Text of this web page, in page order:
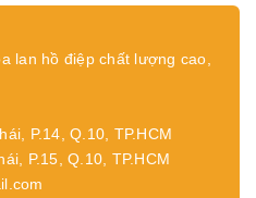
lan hồ điệp chất lượng cao,
P.14, Q.10, TP.HCM
P.15, Q.10, TP.HCM